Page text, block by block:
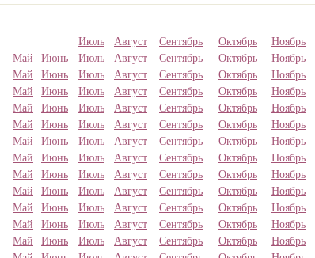
Июль Август Сентябрь Октябрь Ноябрь
Май Июнь Июль Август Сентябрь Октябрь Ноябрь
Май Июнь Июль Август Сентябрь Октябрь Ноябрь
Май Июнь Июль Август Сентябрь Октябрь Ноябрь
Май Июнь Июль Август Сентябрь Октябрь Ноябрь
Май Июнь Июль Август Сентябрь Октябрь Ноябрь
Май Июнь Июль Август Сентябрь Октябрь Ноябрь
Май Июнь Июль Август Сентябрь Октябрь Ноябрь
Май Июнь Июль Август Сентябрь Октябрь Ноябрь
Май Июнь Июль Август Сентябрь Октябрь Ноябрь
Май Июнь Июль Август Сентябрь Октябрь Ноябрь
Май Июнь Июль Август Сентябрь Октябрь Ноябрь
Май Июнь Июль Август Сентябрь Октябрь Ноябрь